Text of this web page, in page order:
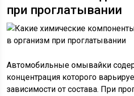
при проглатывании
Автомобильные омывайки
концентрация которого
зависимости от состава. При